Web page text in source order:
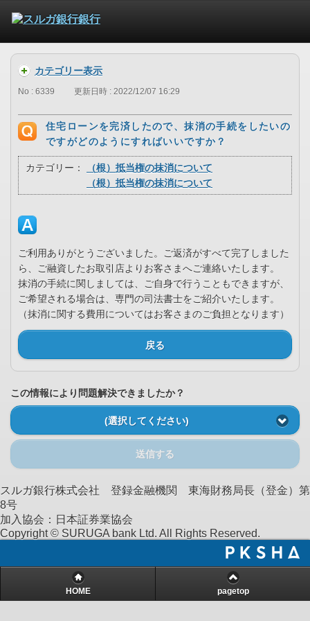
カテゴリー表示
No : 6339 更新日時 : 2022/12/07 16:29
住宅ローンを完済したので、抹消の手続をしたいの
ですがどのようにすればいいですか？
カテゴリー：
（根）抵当権の抹消について
（根）抵当権の抹消について
ご利用ありがとうございました。ご返済がすべて完了しました
ら、ご融資したお取引店よりお客さまへご連絡いたします。
抹消の手続に関しましては、ご自身で行うこともできますが、
ご希望される場合は、専門の司法書士をご紹介いたします。
（抹消に関する費用についてはお客さまのご負担となります）
戻る
この情報により問題解決できましたか？
(選択してください)
送信する
スルガ銀行株式会社 登録金融機関 東海財務局長（登金）第
8号
加入協会：日本証券業協会
Copyright © SURUGA bank Ltd. All Rights Reserved.
HOME pagetop